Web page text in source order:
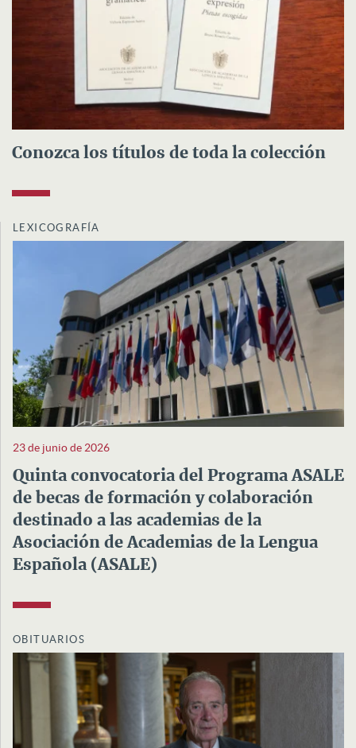
Conozca los títulos de toda la colección
LEXICOGRAFÍA
23 de junio de 2026
Quinta convocatoria del Programa ASALE
de becas de formación y colaboración
destinado a las academias de la
Asociación de Academias de la Lengua
Española (ASALE)
OBITUARIOS